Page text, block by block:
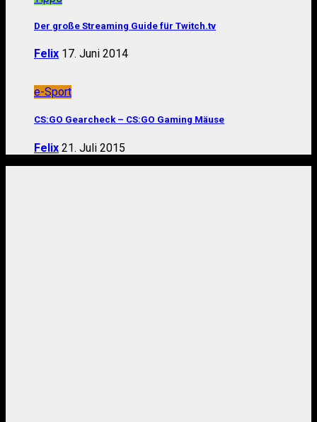
Der große Streaming Guide für Twitch.tv
Felix 17. Juni 2014
e-Sport
CS:GO Gearcheck – CS:GO Gaming Mäuse
Felix 21. Juli 2015